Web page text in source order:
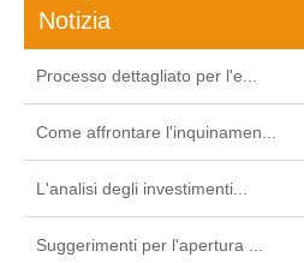
Notizia
Processo dettagliato per l'e...
Come affrontare l'inquinamen...
L'analisi degli investimenti...
Suggerimenti per l'apertura ...